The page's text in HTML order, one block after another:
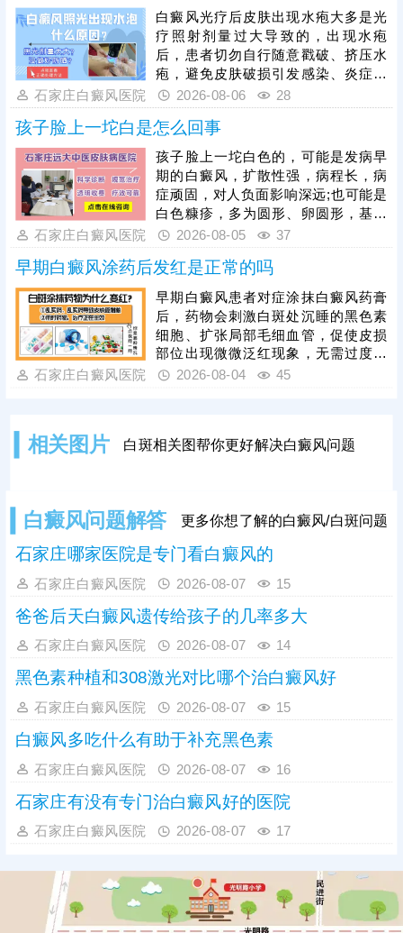
用。治疗期间还需从自身做起，加强
护理保健，避免不良因素刺激，稳定
免疫状态，逐步令白斑症状减轻。
白癜风光疗后皮肤出现水疱大多是光
疗照射剂量过大导致的，出现水疱
后，患者切勿自行随意戳破、挤压水
疱，避免皮肤破损引发感染、炎症，
加重皮肤损伤，甚至诱发白斑扩散、
遗留色素异常问题。需在医生指导下
对症处理，做好创面防护与修复，为
规避该问题，光疗必须由经验丰富的
医生操作，根据患者肤质、白斑部位
及皮肤耐受情况，制定个性化照射剂
量与频次。同时要做好光疗后皮肤护
理，治疗后皮肤屏障脆弱，需严格规
避阳光暴晒，防止二次损伤诱发水
疱、红肿，坚持科
石家庄白癜风医院 2026-08-06 28
孩子脸上一坨白是怎么回事
孩子脸上一坨白色的，可能是发病早
期的白癜风，扩散性强，病程长，病
症顽固，对人负面影响深远;也可能是
白色糠疹，多为圆形、卵圆形，基本
可自行消退，影响不大。可以结合伍
断，分析白斑是什么、怎么形成的;诊
断清楚再进行针对性治疗，一人一
方，加强护理保健，助力皮肤颜色还
原。
石家庄白癜风医院 2026-08-05 37
早期白癜风涂药后发红是正常的吗
早期白癜风患者对症涂抹白癜风药膏
后，药物会刺激白斑处沉睡的黑色素
细胞、扩张局部毛细血管，促使皮损
部位出现微微泛红现象，无需过度担
心。若用药后皮肤发红严重，伴随明
或药物不对症等因素导致。白癜风患
床中结合308激光照射联合治疗，可
快速
石家庄白癜风医院 2026-08-04 45
相关图片 白斑相关图帮你更好解决白癜风问题
白癜风问题解答 更多你想了解的白癜风/白斑问题
石家庄哪家医院是专门看白癜风的
石家庄白癜风医院 2026-08-07 15
爸爸后天白癜风遗传给孩子的几率多大
石家庄白癜风医院 2026-08-07 14
黑色素种植和308激光对比哪个治白癜风好
石家庄白癜风医院 2026-08-07 15
白癜风多吃什么有助于补充黑色素
石家庄白癜风医院 2026-08-07 16
石家庄有没有专门治白癜风好的医院
石家庄白癜风医院 2026-08-07 17